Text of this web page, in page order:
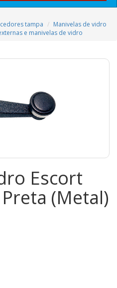
tampa
Manivelas de vidro
e manivelas de vidro
Escort
(Metal)